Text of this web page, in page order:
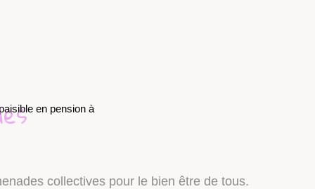
collectives pour le bien être de tous.